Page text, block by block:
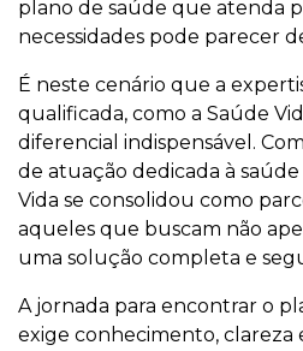
plano de saúde que atenda
necessidades pode parecer
É neste cenário que a
qualificada, como a Saúde
diferencial indispensável.
de atuação dedicada à
Vida se consolidou como
aqueles que buscam não
uma solução completa e
A jornada para encontrar o
exige conhecimento, clareza